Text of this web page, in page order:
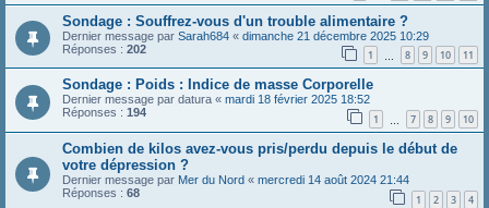
Sondage : Souffrez-vous d'un trouble alimentaire ?
Dernier message par Sarah684 « dimanche 21 décembre 2025 10:29
Réponses : 202 1 8 9 10 11
Sondage : Poids : Indice de masse Corporelle
Dernier message par datura « mardi 18 février 2025 18:52
Réponses : 194 1 7 8 9 10
Combien de kilos avez-vous pris/perdu depuis le début de
votre dépression ?
Dernier message par Mer du Nord « mercredi 14 août 2024 21:44
Réponses : 68 1 2 3 4